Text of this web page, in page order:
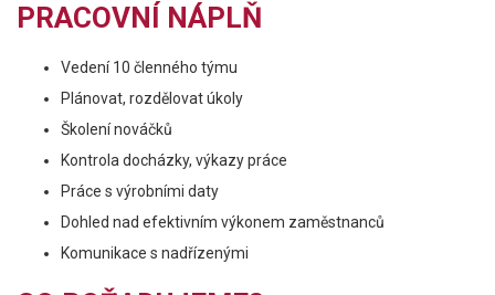
PRACOVNÍ NÁPLŇ
Vedení 10 členného týmu
Plánovat, rozdělovat úkoly
Školení nováčků
Kontrola docházky, výkazy práce
Práce s výrobními daty
Dohled nad efektivním výkonem zaměstnanců
Komunikace s nadřízenými